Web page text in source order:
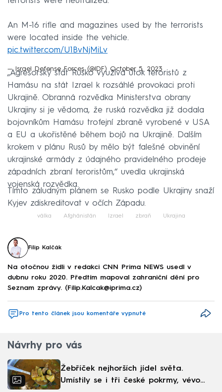
An M-16 rifle and magazines used by the terrorists
were located inside the vehicle.
pic.twitter.com/U1BvNjMiLv
— Israel Defense Forces (@IDF) October 5, 2023
„Agresorský stát Rusko využívá útok teroristů z
Hamásu na stát Izrael k rozsáhlé provokaci proti
Ukrajině. Obranná rozvědka Ministerstva obrany
Ukrajiny si je vědoma, že ruská rozvědka již dodala
bojovníkům Hamásu trofejní zbraně vyrobené v USA
a EU a ukořistěné během bojů na Ukrajině. Dalším
krokem v plánu Rusů by mělo být falešné obvinění
ukrajinské armády z údajného pravidelného prodeje
západních zbraní teroristům,“ uvedla ukrajinská
vojenská rozvědka.
Tímto záludným plánem se Rusko podle Ukrajiny snaží
Kyjev zdiskreditovat v očích Západu.
válka Afghánistán Izrael zbraň Ukrajina
Filip Kalčák
Na otočnou židli v redakci CNN Prima NEWS usedl v
dubnu roku 2020. Předtím mapoval zahraniční dění pro
Seznam zprávy. (Filip.Kalcak@iprima.cz)
Pro tento článek jsou komentáře vypnuté
Návrhy pro vás
Žebříček nejhorších jídel světa.
Umístily se i tři české pokrmy, vévodí